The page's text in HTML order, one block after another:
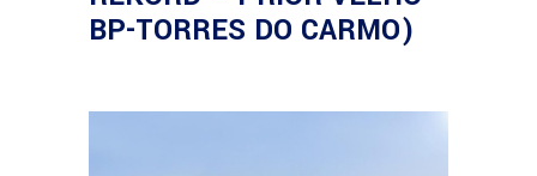
BP-TORRES DO CARMO)